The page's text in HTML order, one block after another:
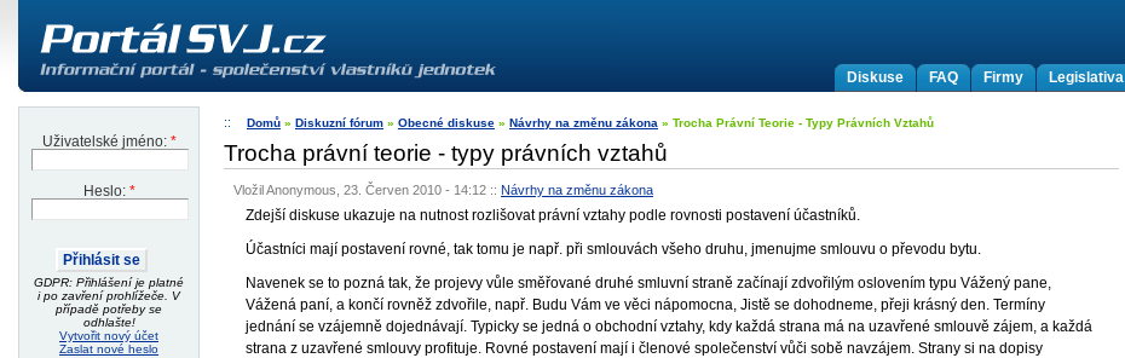
Legislativa
Firmy
FAQ
Diskuse
Uživatelské jméno: *
Heslo: *
GDPR: Přihlášení je platné
i po zavření prohlížeče. V
případě potřeby se
odhlašte!
Vytvořit nový účet
Zaslat nové heslo
Domů » Diskuzní fórum » Obecné diskuse » Návrhy na změnu zákona » Trocha Právní Teorie - Typy Právních Vztahů
Trocha právní teorie - typy právních vztahů
Vložil Anonymous, 23. Červen 2010 - 14:12 :: Návrhy na změnu zákona
Zdejší diskuse ukazuje na nutnost rozlišovat právní vztahy podle rovnosti postavení účastníků.
Účastníci mají postavení rovné, tak tomu je např. při smlouvách všeho druhu, jmenujme smlouvu o převodu bytu.
Navenek se to pozná tak, že projevy vůle směřované druhé smluvní straně začínají zdvořilým oslovením typu Vážený pane,
Vážená paní, a končí rovněž zdvořile, např. Budu Vám ve věci nápomocna, Jistě se dohodneme, přeji krásný den. Termíny
jednání se vzájemně dojednávají. Typicky se jedná o obchodní vztahy, kdy každá strana má na uzavřené smlouvě zájem, a každá
strana z uzavřené smlouvy profituje. Rovné postavení mají i členové společenství vůči sobě navzájem. Strany si na dopisy